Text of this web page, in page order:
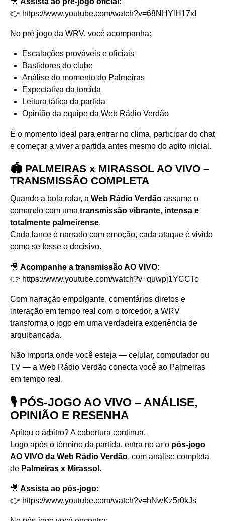
👉 https://www.youtube.com/watch?v=68NHYlH17xI
No pré-jogo da WRV, você acompanha:
Escalações prováveis e oficiais
Bastidores do clube
Análise do momento do Palmeiras
Expectativa da torcida
Leitura tática da partida
Opinião da equipe da Web Rádio Verdão
É o momento ideal para entrar no clima, participar do chat
e começar a viver a partida antes mesmo do apito inicial.
🏟️ PALMEIRAS x MIRASSOL AO VIVO –
TRANSMISSÃO COMPLETA
Quando a bola rolar, a Web Rádio Verdão assume o
comando com uma transmissão vibrante, intensa e
totalmente palmeirense.
Cada lance é narrado com emoção, cada ataque é vivido
como se fosse o decisivo.
🎥 Acompanhe a transmissão AO VIVO:
👉 https://www.youtube.com/watch?v=quwpj1YCCTc
Com narração empolgante, comentários diretos e
interação em tempo real com o torcedor, a WRV
transforma o jogo em uma verdadeira experiência de
arquibancada.
Não importa onde você esteja — celular, computador ou
TV — a Web Rádio Verdão conecta você ao Palmeiras
em tempo real.
🎙️ PÓS-JOGO AO VIVO – ANÁLISE,
OPINIÃO E RESENHA
Apitou o árbitro? A cobertura continua.
Logo após o término da partida, entra no ar o pós-jogo
AO VIVO da Web Rádio Verdão, com análise completa
de Palmeiras x Mirassol .
🎥 Assista ao pós-jogo:
👉 https://www.youtube.com/watch?v=hNwKz5r0kJs